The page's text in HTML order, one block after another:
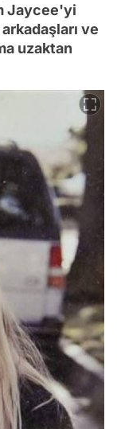
Jaycee'yi
ve
uzaktan